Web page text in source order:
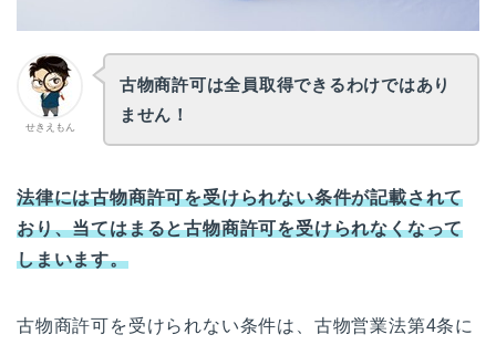
せきえもん
古物商許可は全員取得できるわけではあり
ません！
法律には古物商許可を受けられない条件が記載されて
おり、当てはまると古物商許可を受けられなくなって
しまいます。
古物商許可を受けられない条件は、古物営業法第4条に